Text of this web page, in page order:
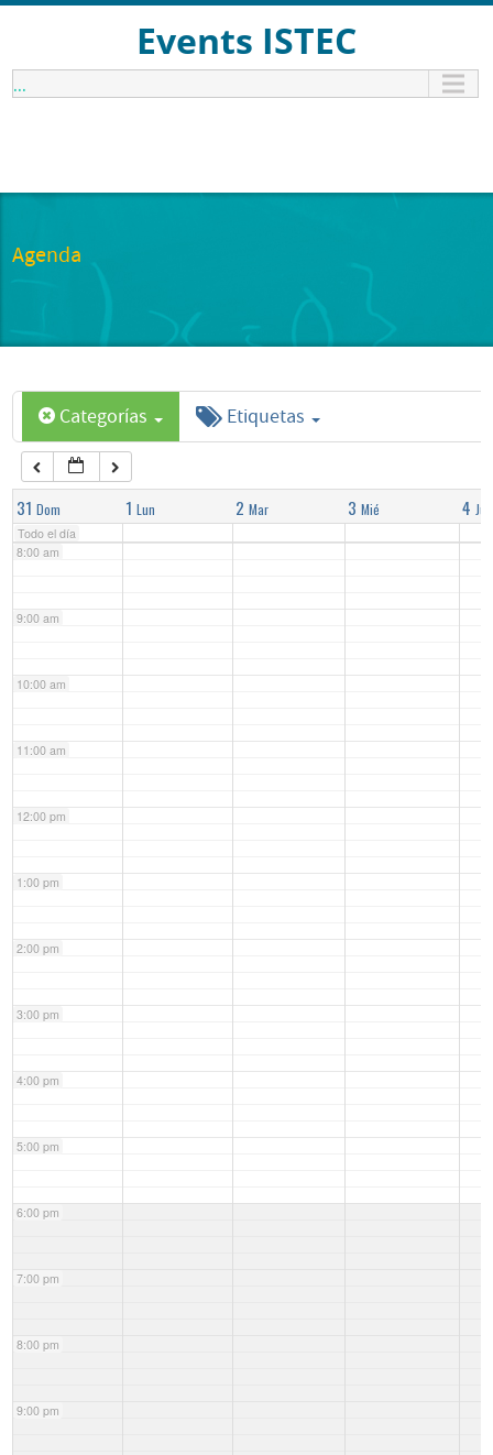
Events ISTEC
...
Agenda
Categorías Etiquetas
31 Dom 1 Lun 2 Mar 3 Mié 4 Jue
Todo el día
1:00 am
6:00 am
7:00 am
8:00 am
9:00 am
10:00 am
11:00 am
12:00 pm
1:00 pm
2:00 pm
3:00 pm
4:00 pm
5:00 pm
6:00 pm
7:00 pm
8:00 pm
9:00 pm